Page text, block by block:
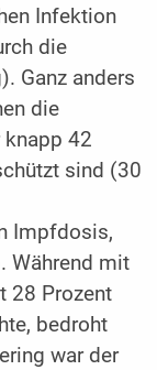
Infektion
die
Ganz anders
die
knapp 42
sind (30
Impfdosis,
Während mit
28 Prozent
bedroht
war der